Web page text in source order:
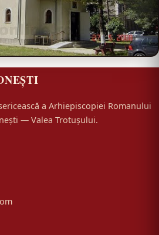
a Arhiepiscopiei Romanului
— Valea Trotușului.